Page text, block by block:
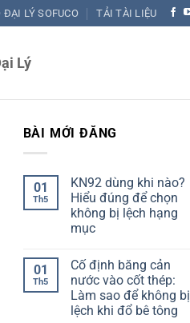
LÝ SOFUCO TẢI TÀI LIỆU
Lý
BÀI MỚI ĐĂNG
01
Th5
KN92 dùng khi nào?
Hiểu đúng để chọn
không bị lệch hạng
mục
bình
luận
ở
KN92
dùng
khi
01
Th5
Cố định băng cản
nước vào cốt thép:
Làm sao để không bị
lệch khi đổ bê tông